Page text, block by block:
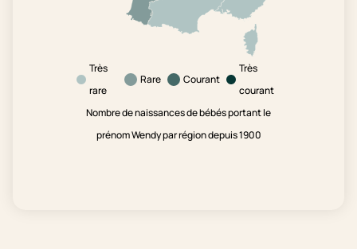
Très
rare
Rare Courant
Très
courant
Nombre de naissances de bébés portant le
prénom Wendy par région depuis 1900